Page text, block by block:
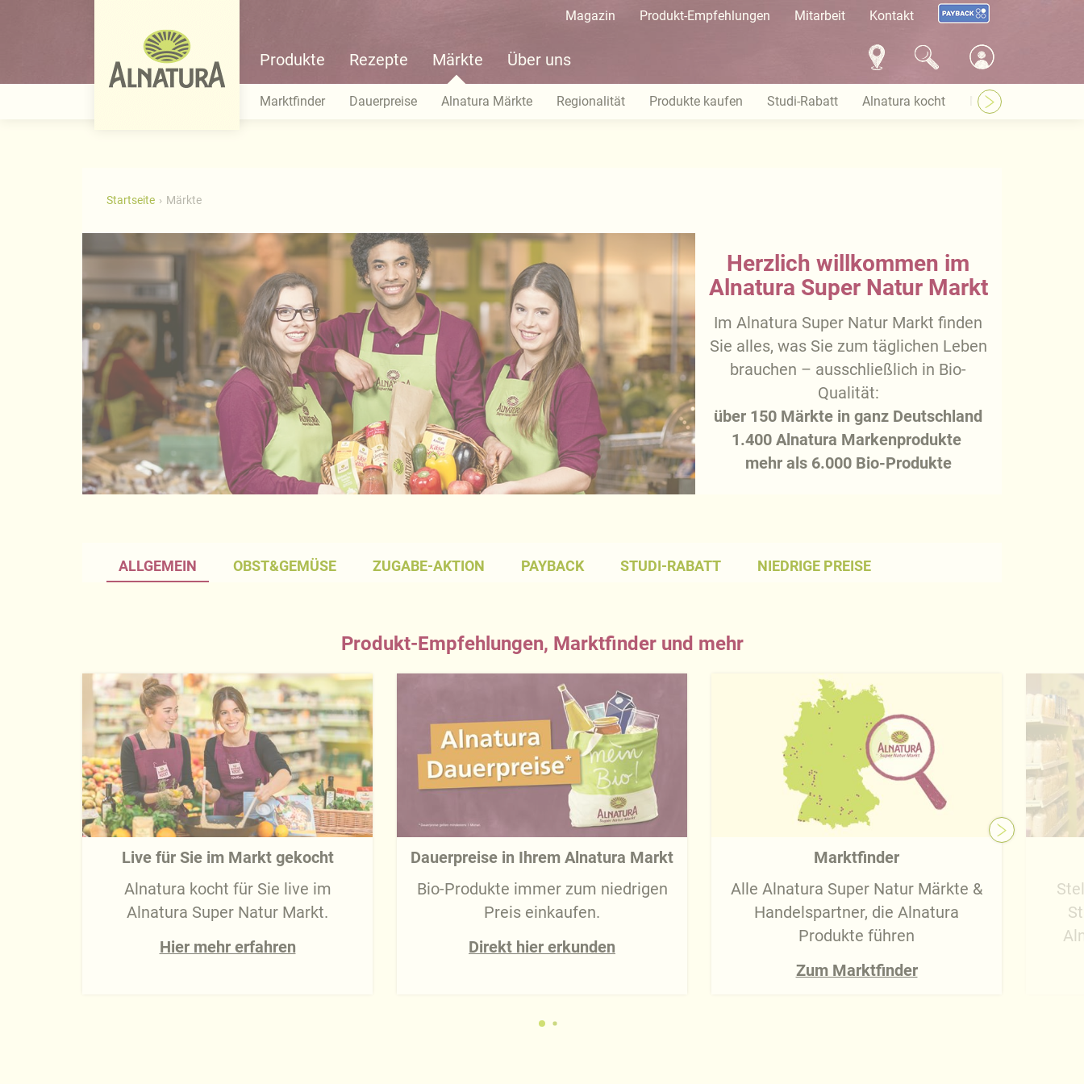
Magazin Produkt-Empfehlungen Mitarbeit Kontakt
Produkte Rezepte Märkte Über uns
Marktfinder Dauerpreise Alnatura Märkte Regionalität Produkte kaufen Studi-Rabatt Alnatura kocht Marktflächen
Startseite Märkte
Herzlich willkommen im
Alnatura Super Natur Markt
Im Alnatura Super Natur Markt finden
Sie alles, was Sie zum täglichen Leben
brauchen – ausschließlich in Bio-
Qualität:
über 150 Märkte in ganz Deutschland
1.400 Alnatura Markenprodukte
mehr als 6.000 Bio-Produkte
ALLGEMEIN OBST&GEMÜSE ZUGABE-AKTION PAYBACK STUDI-RABATT NIEDRIGE PREISE
Produkt-Empfehlungen, Marktfinder und mehr
Live für Sie im Markt gekocht
Alnatura kocht für Sie live im
Alnatura Super Natur Markt.
Hier mehr erfahren
Dauerpreise in Ihrem Alnatura Markt
Bio-Produkte immer zum niedrigen
Preis einkaufen.
Direkt hier erkunden
Marktfinder
Alle Alnatura Super Natur Märkte &
Handelspartner, die Alnatura
Produkte führen
Zum Marktfinder